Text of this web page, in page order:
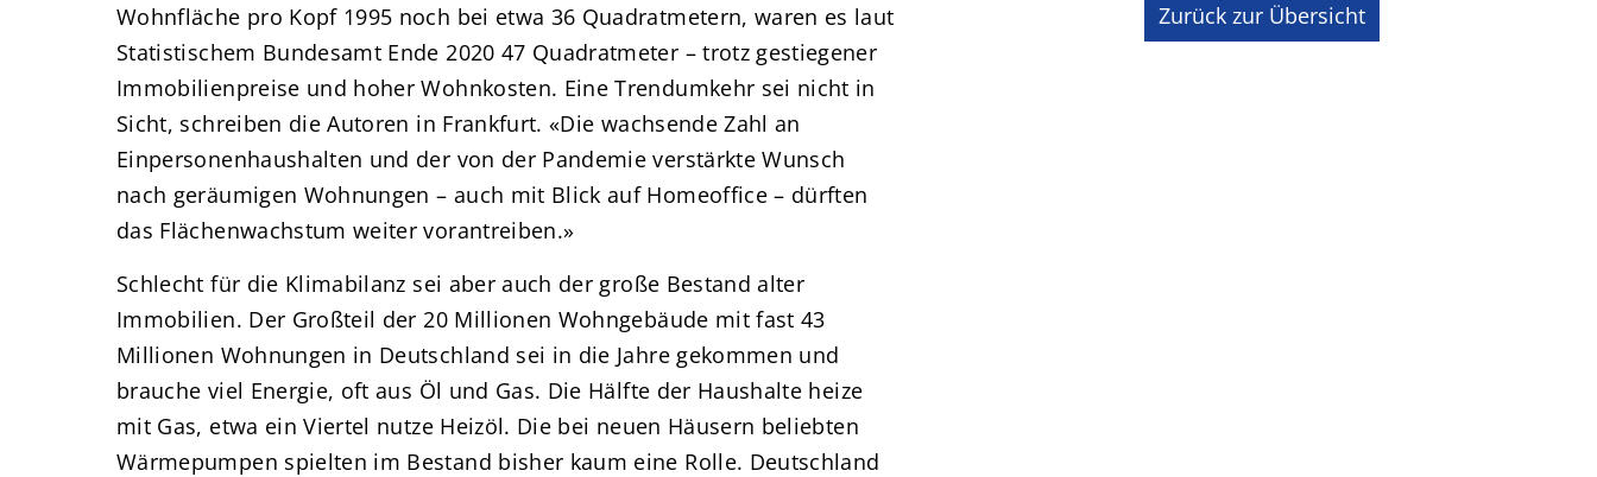
Wohnfläche pro Kopf 1995 noch bei etwa 36 Quadratmetern, waren es laut
Statistischem Bundesamt Ende 2020 47 Quadratmeter – trotz gestiegener
Immobilienpreise und hoher Wohnkosten. Eine Trendumkehr sei nicht in
Sicht, schreiben die Autoren in Frankfurt. «Die wachsende Zahl an
Einpersonenhaushalten und der von der Pandemie verstärkte Wunsch
nach geräumigen Wohnungen – auch mit Blick auf Homeoffice – dürften
das Flächenwachstum weiter vorantreiben.»
Schlecht für die Klimabilanz sei aber auch der große Bestand alter
Immobilien. Der Großteil der 20 Millionen Wohngebäude mit fast 43
Millionen Wohnungen in Deutschland sei in die Jahre gekommen und
brauche viel Energie, oft aus Öl und Gas. Die Hälfte der Haushalte heize
mit Gas, etwa ein Viertel nutze Heizöl. Die bei neuen Häusern beliebten
Wärmepumpen spielten im Bestand bisher kaum eine Rolle. Deutschland
Zurück zur Übersicht